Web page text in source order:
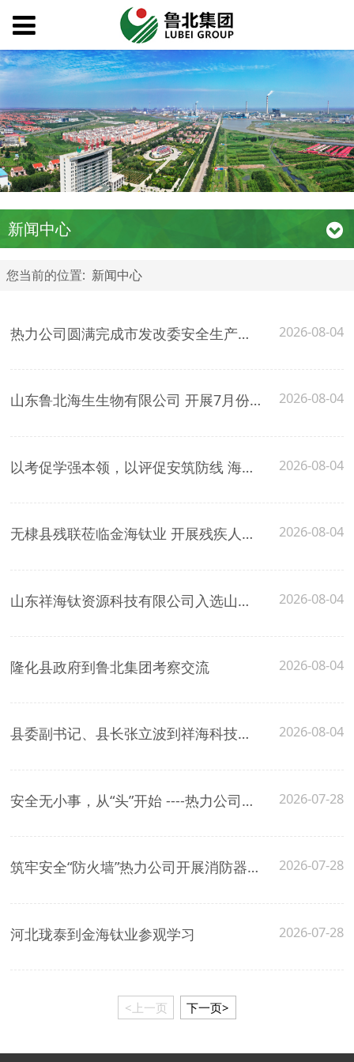
新闻中心
您当前的位置: 新闻中心
热力公司圆满完成市发改委安全生产大检查督导迎检工作 2026-08-04
山东鲁北海生生物有限公司 开展7月份安全生产综合大检查 2026-08-04
以考促学强本领，以评促安筑防线 海生生物组织一线职工参加安全设备专项考核 2026-08-04
无棣县残联莅临金海钛业 开展残疾人职工慰问及就业工作专项检查 2026-08-04
山东祥海钛资源科技有限公司入选山东工信厅 2026年度省级重点行业能效“领跑者”名单 2026-08-04
隆化县政府到鲁北集团考察交流 2026-08-04
县委副书记、县长张立波到祥海科技调研重点项目建设 2026-08-04
安全无小事，从“头”开始 ----热力公司圆满完成全员安全帽更换工作 2026-07-28
筑牢安全“防火墙”热力公司开展消防器材 使用专项培训活动 2026-07-28
河北珑泰到金海钛业参观学习 2026-07-28
<上一页 下一页>